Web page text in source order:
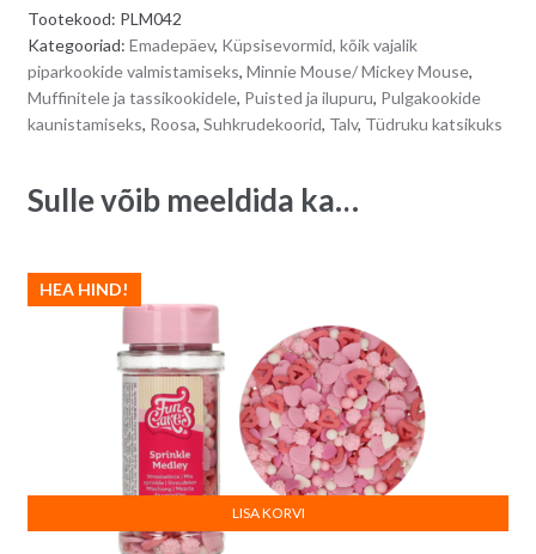
valge,
hõbedane)
60
g
n
a
t
e
Tootekood: PLM042
Kategooriad: Emadepäev, Küpsisevormid, kõik vajalik
piparkookide valmistamiseks, Minnie Mouse/ Mickey Mouse,
Muffinitele ja tassikookidele, Puisted ja ilupuru, Pulgakookide
kaunistamiseks, Roosa, Suhkrudekoorid, Talv, Tüdruku katsikuks
Sulle võib meeldida ka…
HEA HIND!
LISA KORVI